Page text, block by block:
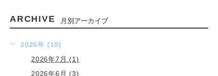
ARCHIVE 月別アーカイブ
2026年 (10)
2026年7月 (1)
2026年6月 (3)